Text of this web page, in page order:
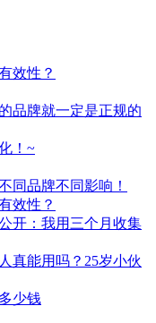
效性？
品牌就一定是正规的
！~
同品牌不同影响！
效性？
开：我用三个月收集
真能用吗？25岁小伙
少钱